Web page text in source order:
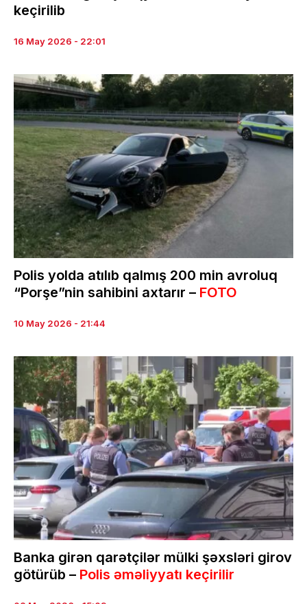
keçirilib
16 May 2026 - 22:01
Polis yolda atılıb qalmış 200 min avroluq
“Porşe”nin sahibini axtarır – FOTO
10 May 2026 - 21:44
Banka girən qarətçilər mülki şəxsləri girov
götürüb – Polis əməliyyatı keçirilir